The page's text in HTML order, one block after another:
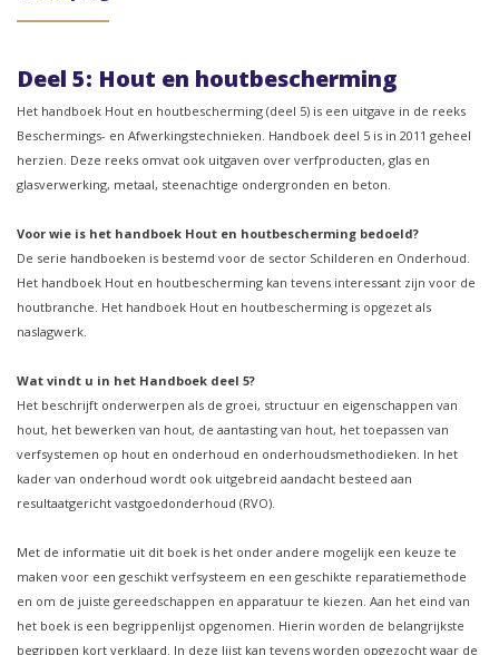
Deel 5: Hout en houtbescherming
Het handboek Hout en houtbescherming (deel 5) is een uitgave in de reeks
Beschermings- en Afwerkingstechnieken. Handboek deel 5 is in 2011 geheel
herzien. Deze reeks omvat ook uitgaven over verfproducten, glas en
glasverwerking, metaal, steenachtige ondergronden en beton.
Voor wie is het handboek Hout en houtbescherming bedoeld?
De serie handboeken is bestemd voor de sector Schilderen en Onderhoud.
Het handboek Hout en houtbescherming kan tevens interessant zijn voor de
houtbranche. Het handboek Hout en houtbescherming is opgezet als
naslagwerk.
Wat vindt u in het Handboek deel 5?
Het beschrijft onderwerpen als de groei, structuur en eigenschappen van
hout, het bewerken van hout, de aantasting van hout, het toepassen van
verfsystemen op hout en onderhoud en onderhoudsmethodieken. In het
kader van onderhoud wordt ook uitgebreid aandacht besteed aan
resultaatgericht vastgoedonderhoud (RVO).
Met de informatie uit dit boek is het onder andere mogelijk een keuze te
maken voor een geschikt verfsysteem en een geschikte reparatiemethode
en om de juiste gereedschappen en apparatuur te kiezen. Aan het eind van
het boek is een begrippenlijst opgenomen. Hierin worden de belangrijkste
begrippen kort verklaard. In deze lijst kan tevens worden opgezocht waar de